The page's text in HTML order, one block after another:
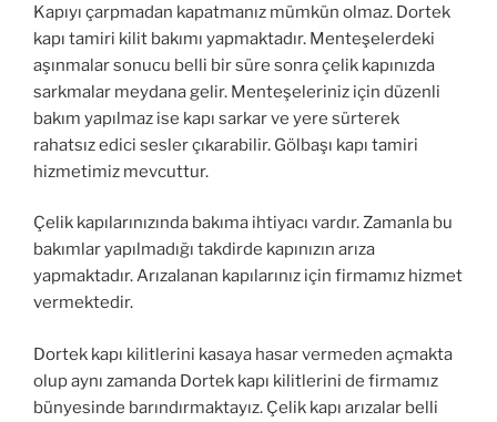
Kapıyı çarpmadan kapatmanız mümkün olmaz. Dortek
kapı tamiri kilit bakımı yapmaktadır. Menteşelerdeki
aşınmalar sonucu belli bir süre sonra çelik kapınızda
sarkmalar meydana gelir. Menteşeleriniz için düzenli
bakım yapılmaz ise kapı sarkar ve yere sürterek
rahatsız edici sesler çıkarabilir. Gölbaşı kapı tamiri
hizmetimiz mevcuttur.
Çelik kapılarınızında bakıma ihtiyacı vardır. Zamanla bu
bakımlar yapılmadığı takdirde kapınızın arıza
yapmaktadır. Arızalanan kapılarınız için firmamız hizmet
vermektedir.
Dortek kapı kilitlerini kasaya hasar vermeden açmakta
olup aynı zamanda Dortek kapı kilitlerini de firmamız
bünyesinde barındırmaktayız. Çelik kapı arızalar belli